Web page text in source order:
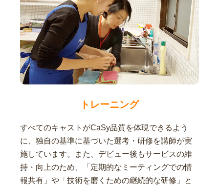
トレーニング
すべてのキャストがCaSy品質を体現できるよう
に、独自の基準に基づいた選考・研修を講師が実
施しています。また、デビュー後もサービスの維
持・向上のため、「定期的なミーティングでの情
報共有」や「技術を磨くための継続的な研修」と